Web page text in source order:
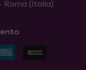
Roma (Italia)